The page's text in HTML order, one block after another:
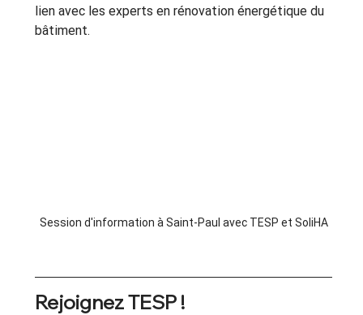
lien avec les experts en rénovation énergétique du
bâtiment.
Session d'information à Saint-Paul avec TESP et SoliHA
Rejoignez TESP !